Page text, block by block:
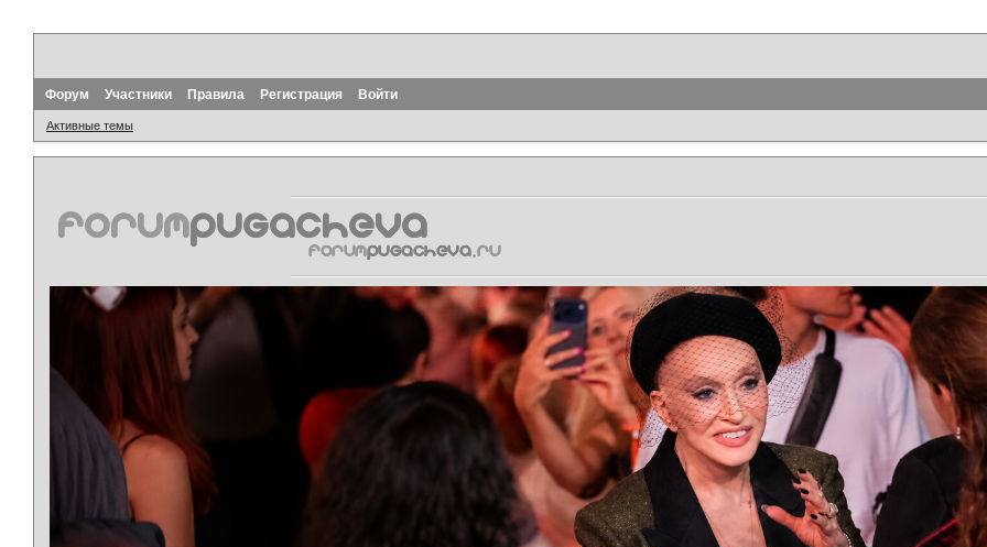
Форум Участники Правила Регистрация Войти
Активные темы